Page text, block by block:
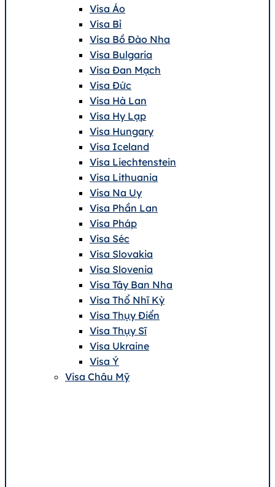
Visa Áo
Visa Bỉ
Visa Bồ Đào Nha
Visa Bulgaria
Visa Đan Mạch
Visa Đức
Visa Hà Lan
Visa Hy Lạp
Visa Hungary
Visa Iceland
Visa Liechtenstein
Visa Lithuania
Visa Na Uy
Visa Phần Lan
Visa Pháp
Visa Séc
Visa Slovakia
Visa Slovenia
Visa Tây Ban Nha
Visa Thổ Nhĩ Kỳ
Visa Thụy Điển
Visa Thụy Sĩ
Visa Ukraine
Visa Ý
Visa Châu Mỹ